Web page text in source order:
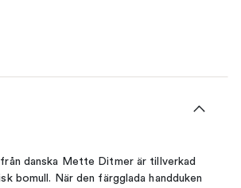
från danska Mette Ditmer är tillverkad
bomull. När den färgglada handduken